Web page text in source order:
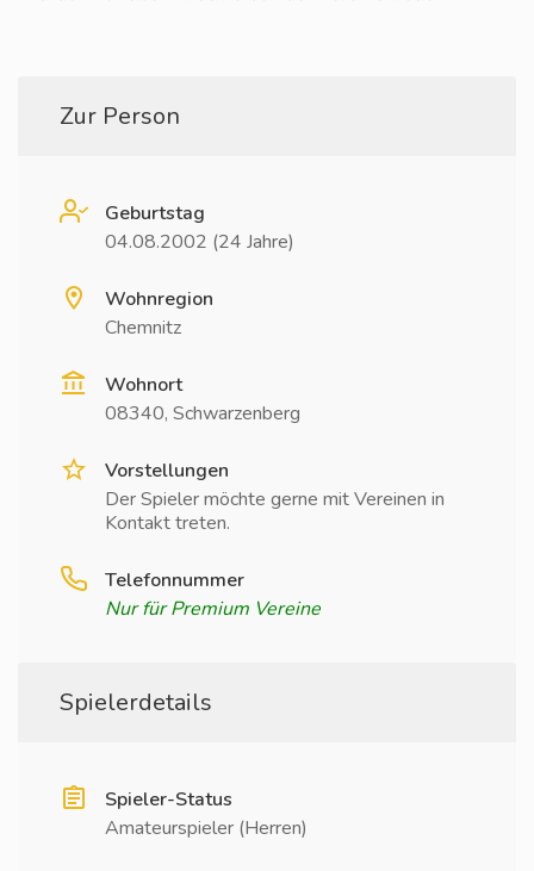
Zur Person
Geburtstag
04.08.2002 (24 Jahre)
Wohnregion
Chemnitz
Wohnort
08340, Schwarzenberg
Vorstellungen
Der Spieler möchte gerne mit Vereinen in
Kontakt treten.
Telefonnummer
Nur für Premium Vereine
Spielerdetails
Spieler-Status
Amateurspieler (Herren)